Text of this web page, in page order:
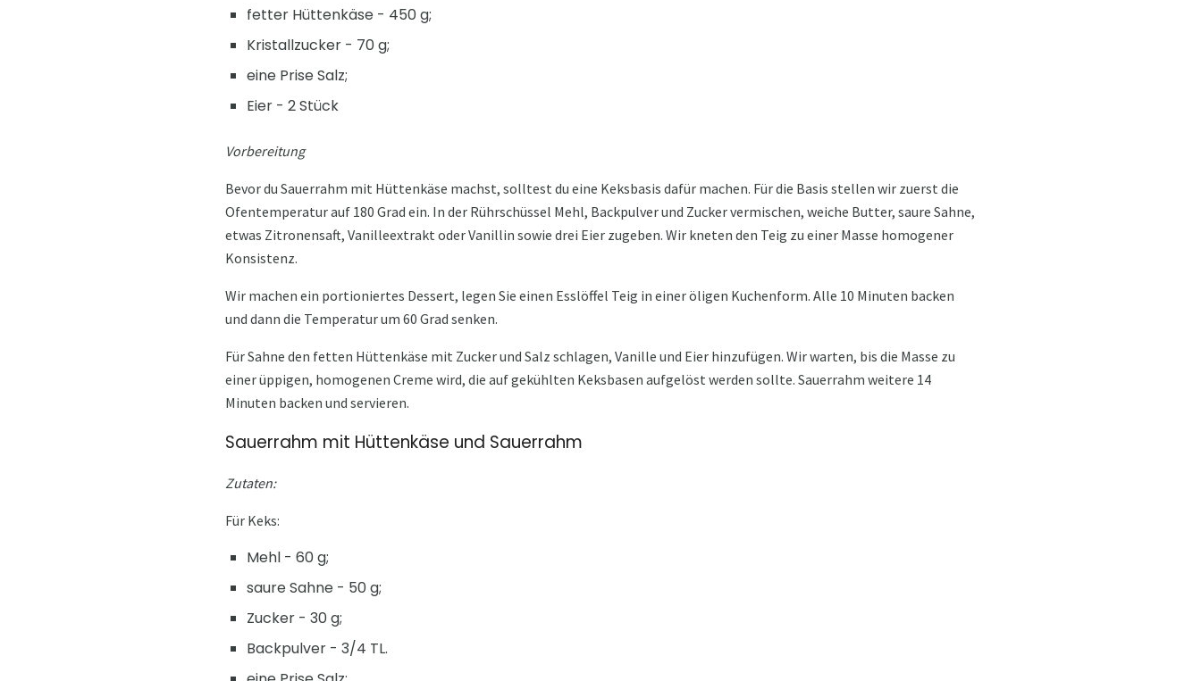
fetter Hüttenkäse - 450 g;
Kristallzucker - 70 g;
eine Prise Salz;
Eier - 2 Stück
Vorbereitung
Bevor du Sauerrahm mit Hüttenkäse machst, solltest du eine Keksbasis dafür machen. Für die Basis stellen wir zuerst die
Ofentemperatur auf 180 Grad ein. In der Rührschüssel Mehl, Backpulver und Zucker vermischen, weiche Butter, saure Sahne,
etwas Zitronensaft, Vanilleextrakt oder Vanillin sowie drei Eier zugeben. Wir kneten den Teig zu einer Masse homogener
Konsistenz.
Wir machen ein portioniertes Dessert, legen Sie einen Esslöffel Teig in einer öligen Kuchenform. Alle 10 Minuten backen
und dann die Temperatur um 60 Grad senken.
Für Sahne den fetten Hüttenkäse mit Zucker und Salz schlagen, Vanille und Eier hinzufügen. Wir warten, bis die Masse zu
einer üppigen, homogenen Creme wird, die auf gekühlten Keksbasen aufgelöst werden sollte. Sauerrahm weitere 14
Minuten backen und servieren.
Sauerrahm mit Hüttenkäse und Sauerrahm
Zutaten:
Für Keks:
Mehl - 60 g;
saure Sahne - 50 g;
Zucker - 30 g;
Backpulver - 3/4 TL.